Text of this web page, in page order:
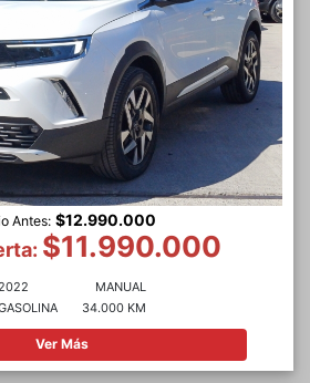
Antes: $12.990.000
$11.990.000
MANUAL
34.000 KM
Ver Más